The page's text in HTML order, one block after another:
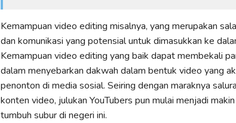
Kemampuan video editing misalnya, yang merupakan
dan komunikasi yang potensial untuk dimasukkan ke
Kemampuan video editing yang baik dapat membekali
dalam menyebarkan dakwah dalam bentuk video yang
penonton di media sosial. Seiring dengan maraknya
konten video, julukan YouTubers pun mulai menjadi
tumbuh subur di negeri ini.